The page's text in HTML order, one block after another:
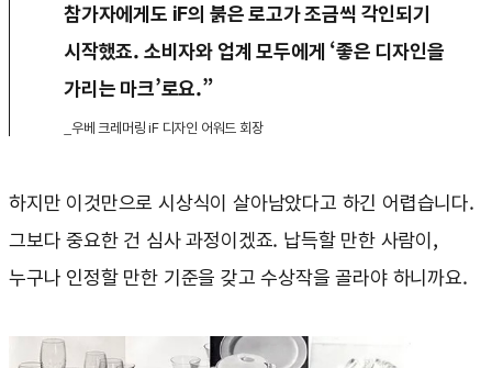
참가자에게도 iF의 붉은 로고가 조금씩 각인되기
시작했죠. 소비자와 업계 모두에게 ‘좋은 디자인을
가리는 마크’로요.”
_우베 크레머링 iF 디자인 어워드 회장
하지만 이것만으로 시상식이 살아남았다고 하긴 어렵습니다.
그보다 중요한 건 심사 과정이겠죠. 납득할 만한 사람이,
누구나 인정할 만한 기준을 갖고 수상작을 골라야 하니까요.